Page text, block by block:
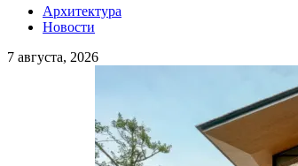
Архитектура
Новости
7 августа, 2026